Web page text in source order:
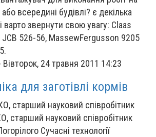
всередині будівлі? є декілька
варто звернути свою увагу: Сlaas
JCB 526-56, MassewFergusson 9205
Вівторок, 24 травня 2011 14:23
для заготівлі кормів
старший науковий співробітник
старший науковий співробітник
Сучасні технології